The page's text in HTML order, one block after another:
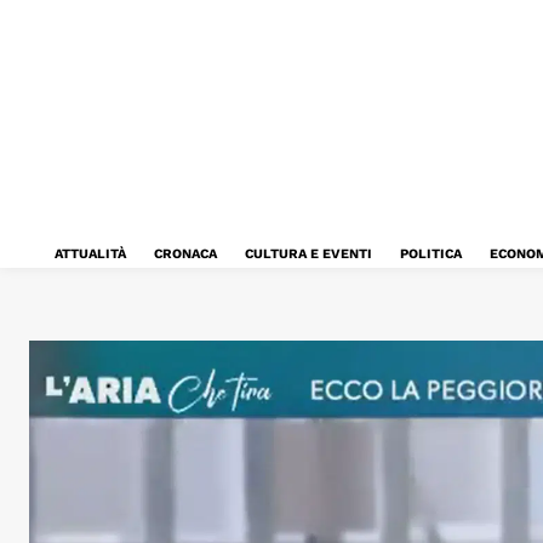
ATTUALITÀ CRONACA CULTURA E EVENTI POLITICA